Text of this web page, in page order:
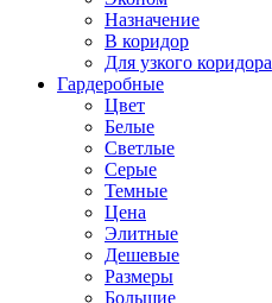
Назначение
В коридор
Для узкого коридора
Гардеробные
Цвет
Белые
Светлые
Серые
Темные
Цена
Элитные
Дешевые
Размеры
Большие